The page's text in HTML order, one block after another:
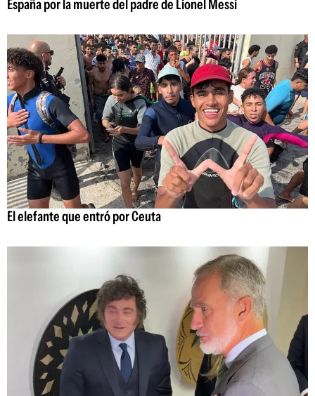
España por la muerte del padre de Lionel Messi
El elefante que entró por Ceuta